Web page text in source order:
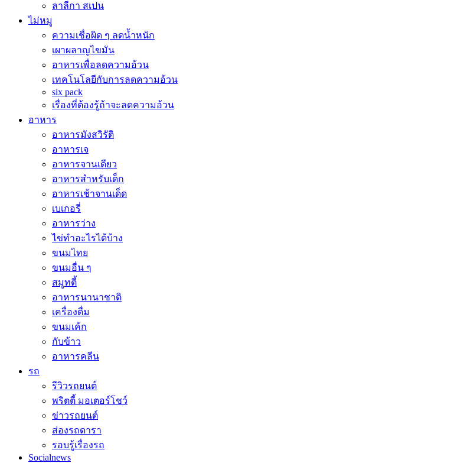
ลาลีกา สเปน
ไม่หมู
ความเชื่อผิด ๆ ลดน้ำหนัก
เผาผลาญไขมัน
อาหารเพื่อลดความอ้วน
เทคโนโลยีกับการลดความอ้วน
six pack
เรื่องที่ต้องรู้ถ้าจะลดความอ้วน
อาหาร
อาหารมังสวิรัติ
อาหารเจ
อาหารจานเดียว
อาหารสำหรับเด็ก
อาหารเช้าจานเด็ด
เบเกอรี่
อาหารว่าง
ไข่ทำอะไรได้บ้าง
ขนมไทย
ขนมอื่น ๆ
สมูทตี้
อาหารนานาชาติ
เครื่องดื่ม
ขนมเค้ก
กับข้าว
อาหารคลีน
รถ
รีวิวรถยนต์
พริตตี้ มอเตอร์โชว์
ข่าวรถยนต์
ส่องรถดารา
รอบรู้เรื่องรถ
Socialnews